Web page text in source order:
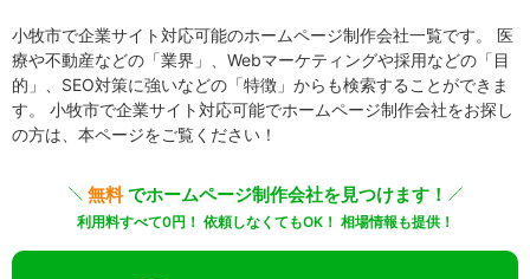
小牧市で企業サイト対応可能のホームページ制作会社一覧です。 医
療や不動産などの「業界」、Webマーケティングや採用などの「目
的」、SEO対策に強いなどの「特徴」からも検索することができま
す。 小牧市で企業サイト対応可能でホームページ制作会社をお探し
の方は、本ページをご覧ください！
無料でホームページ制作会社を見つけます！
利用料すべて0円！ 依頼しなくてもOK！ 相場情報も提供！